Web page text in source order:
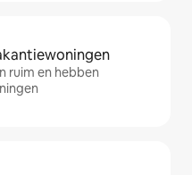
ruim en hebben